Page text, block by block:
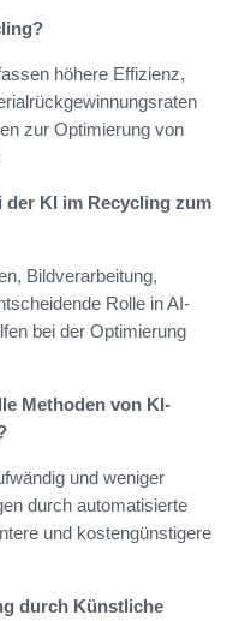
höhere Effizienz,
zur Optimierung von
der KI im Recycling zum
Bildverarbeitung,
Rolle in AI-
bei der Optimierung
Methoden von KI-
und weniger
durch automatisierte
und kostengünstigere
durch Künstliche